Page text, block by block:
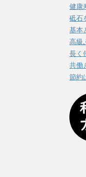
ゴ
リ
ー
健康
砥石
基本
高級
長く
共働
節約